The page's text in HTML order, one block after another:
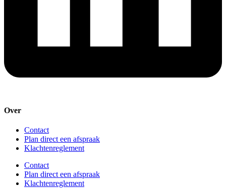
Over
Contact
Plan direct een afspraak
Klachtenreglement
Contact
Plan direct een afspraak
Klachtenreglement